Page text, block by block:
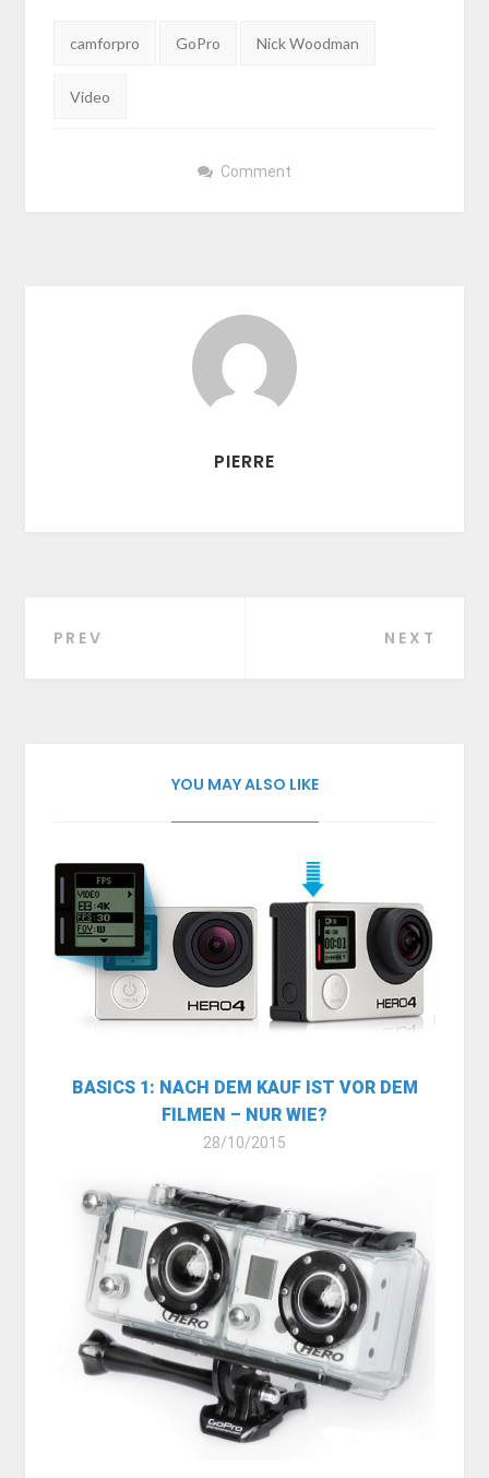
camforpro GoPro Nick Woodman
Video
Comment
PIERRE
Beitragsnavigation
PREV NEXT
YOU MAY ALSO LIKE
BASICS 1: NACH DEM KAUF IST VOR DEM
FILMEN – NUR WIE?
28/10/2015